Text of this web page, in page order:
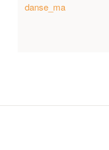
danse_ma